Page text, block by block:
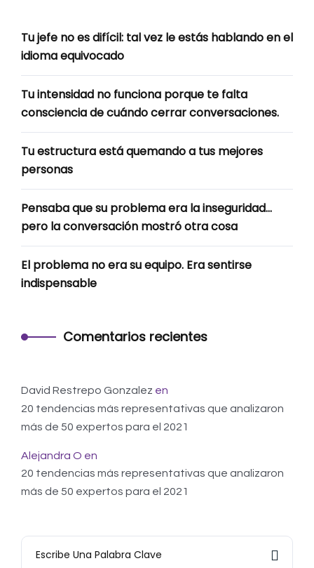
Tu jefe no es difícil: tal vez le estás hablando en el
idioma equivocado
Tu intensidad no funciona porque te falta
consciencia de cuándo cerrar conversaciones.
Tu estructura está quemando a tus mejores
personas
Pensaba que su problema era la inseguridad…
pero la conversación mostró otra cosa
El problema no era su equipo. Era sentirse
indispensable
Comentarios recientes
David Restrepo Gonzalez en
20 tendencias más representativas que analizaron
más de 50 expertos para el 2021
Alejandra O en
20 tendencias más representativas que analizaron
más de 50 expertos para el 2021